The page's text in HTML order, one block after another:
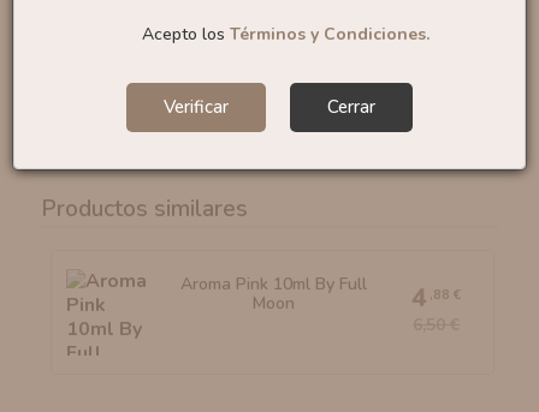
Acepto los Términos y Condiciones.
Verificar Cerrar
15 ml
Tiempo maceración:
Fabricado en ESPAÑA
Productos similares
Aroma Pink 10ml By Full
Moon
4 ,88 €